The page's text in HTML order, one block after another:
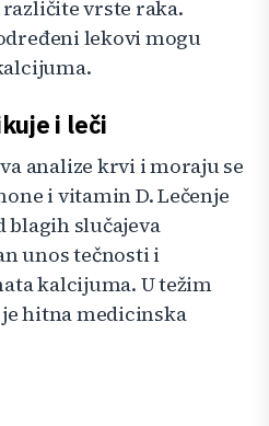
vrste raka.
lekovi mogu
i leči
analize krvi i moraju se
i vitamin D. Lečenje
blagih slučajeva
unos tečnosti i
kalcijuma. U težim
hitna medicinska